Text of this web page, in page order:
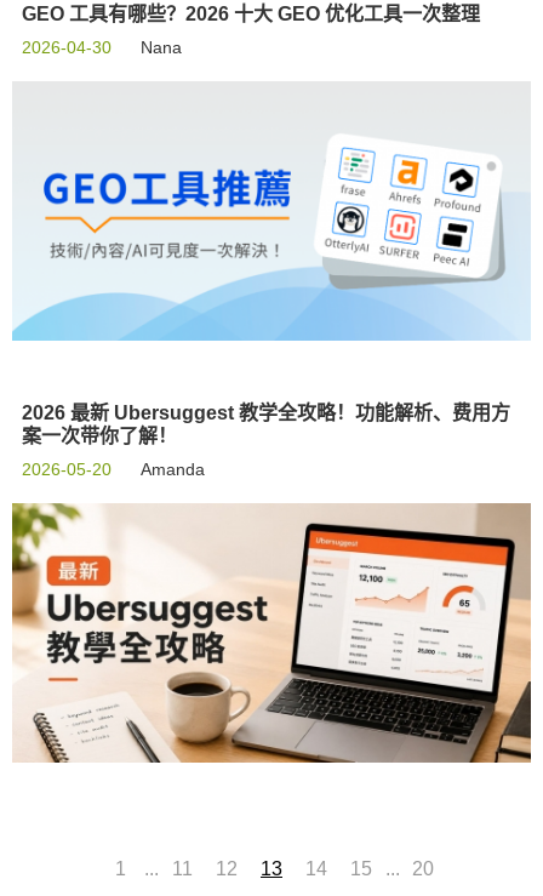
GEO 工具有哪些？2026 十大 GEO 优化工具一次整理
2026-04-30 Nana
2026 最新 Ubersuggest 教学全攻略！功能解析、费用方
案一次带你了解！
2026-05-20 Amanda
1 ... 11 12 13 14 15 ... 20